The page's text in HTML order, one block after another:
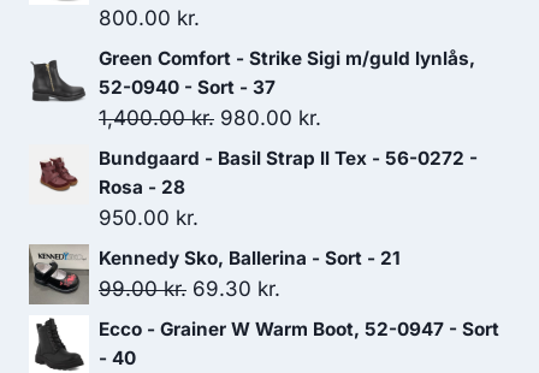
800.00 kr.
Green Comfort - Strike Sigi m/guld lynlås,
52-0940 - Sort - 37
1,400.00kr. Den
oprindelige
1,400.00 kr..
980.00 kr.
aktuelle
980.00 kr..
Bundgaard - Basil Strap ll Tex - 56-0272 -
Rosa - 28
950.00 kr.
Kennedy Sko, Ballerina - Sort - 21
99.00kr. Den
oprindelige
69.30 kr.
aktuelle
Ecco - Grainer W Warm Boot, 52-0947 - Sort
- 40